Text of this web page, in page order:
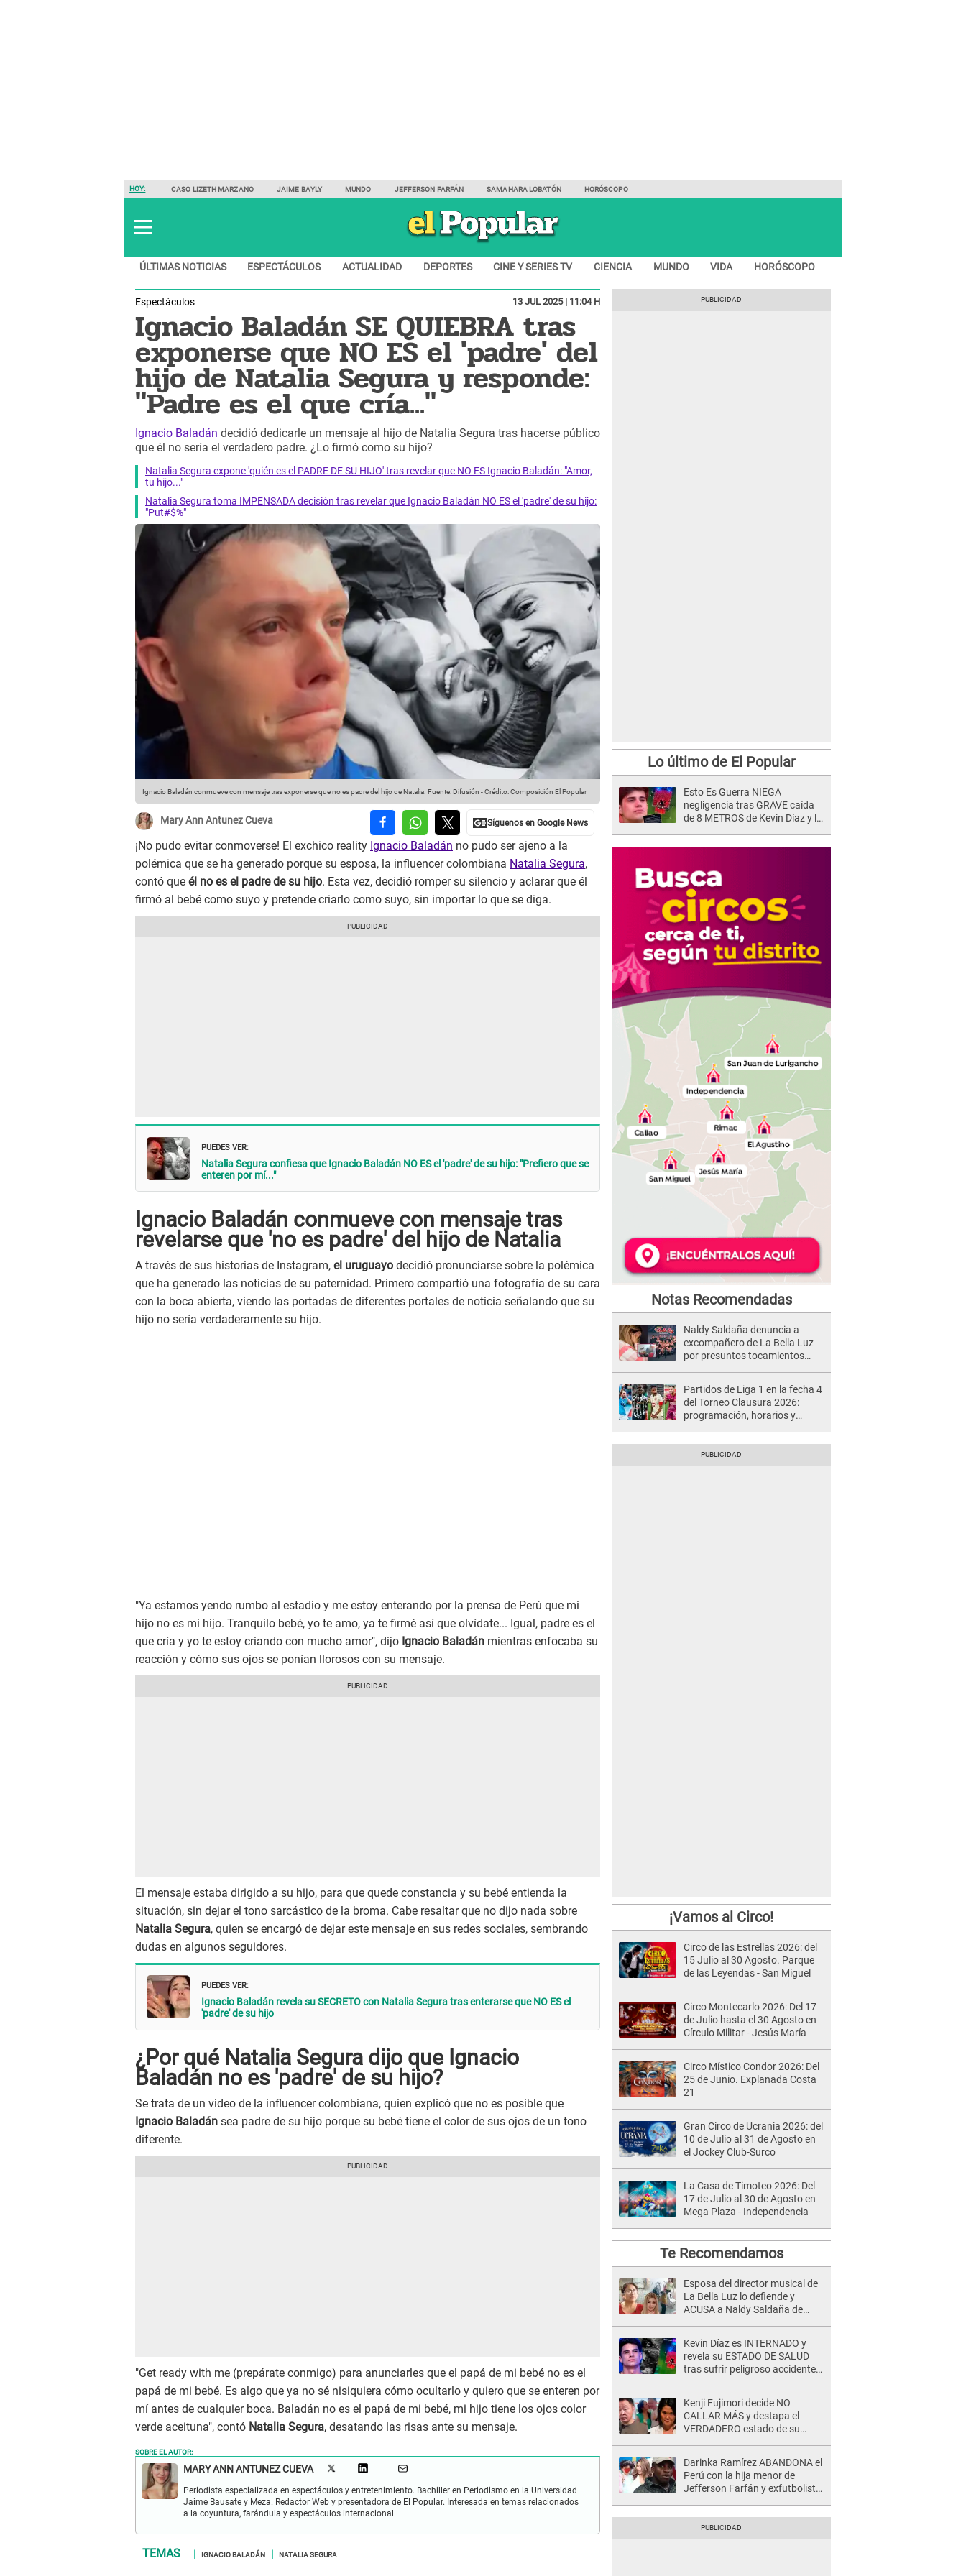
HOY: CASO LIZETH MARZANO JAIME BAYLY MUNDO JEFFERSON FARFÁN SAMAHARA LOBATÓN HORÓSCOPO
ÚLTIMAS NOTICIAS ESPECTÁCULOS ACTUALIDAD DEPORTES CINE Y SERIES TV CIENCIA MUNDO VIDA HORÓSCOPO
Espectáculos 13 JUL 2025 | 11:04 H
Ignacio Baladán SE QUIEBRA tras
exponerse que NO ES el 'padre' del
hijo de Natalia Segura y responde:
"Padre es el que cría..."
Ignacio Baladán decidió dedicarle un mensaje al hijo de Natalia Segura tras hacerse público
que él no sería el verdadero padre. ¿Lo firmó como su hijo?
Natalia Segura expone 'quién es el PADRE DE SU HIJO' tras revelar que NO ES Ignacio Baladán: "Amor,
tu hijo..."
Natalia Segura toma IMPENSADA decisión tras revelar que Ignacio Baladán NO ES el 'padre' de su hijo:
"Put#$%"
Ignacio Baladán conmueve con mensaje tras exponerse que no es padre del hijo de Natalia. Fuente: Difusión -Crédito: Composición El Popular
Mary Ann Antunez Cueva
¡No pudo evitar conmoverse! El exchico reality Ignacio Baladán no pudo ser ajeno a la
polémica que se ha generado porque su esposa, la influencer colombiana Natalia Segura,
contó que él no es el padre de su hijo. Esta vez, decidió romper su silencio y aclarar que él
firmó al bebé como suyo y pretende criarlo como suyo, sin importar lo que se diga.
PUEDES VER:
Natalia Segura confiesa que Ignacio Baladán NO ES el 'padre' de su hijo: "Prefiero que se
enteren por mí..."
Ignacio Baladán conmueve con mensaje tras
revelarse que 'no es padre' del hijo de Natalia
A través de sus historias de Instagram, el uruguayo decidió pronunciarse sobre la polémica
que ha generado las noticias de su paternidad. Primero compartió una fotografía de su cara
con la boca abierta, viendo las portadas de diferentes portales de noticia señalando que su
hijo no sería verdaderamente su hijo.
"Ya estamos yendo rumbo al estadio y me estoy enterando por la prensa de Perú que mi
hijo no es mi hijo. Tranquilo bebé, yo te amo, ya te firmé así que olvídate... Igual, padre es el
que cría y yo te estoy criando con mucho amor", dijo Ignacio Baladán mientras enfocaba su
reacción y cómo sus ojos se ponían llorosos con su mensaje.
El mensaje estaba dirigido a su hijo, para que quede constancia y su bebé entienda la
situación, sin dejar el tono sarcástico de la broma. Cabe resaltar que no dijo nada sobre
Natalia Segura, quien se encargó de dejar este mensaje en sus redes sociales, sembrando
dudas en algunos seguidores.
PUEDES VER:
Ignacio Baladán revela su SECRETO con Natalia Segura tras enterarse que NO ES el
'padre' de su hijo
¿Por qué Natalia Segura dijo que Ignacio
Baladán no es 'padre' de su hijo?
Se trata de un video de la influencer colombiana, quien explicó que no es posible que
Ignacio Baladán sea padre de su hijo porque su bebé tiene el color de sus ojos de un tono
diferente.
"Get ready with me (prepárate conmigo) para anunciarles que el papá de mi bebé no es el
papá de mi bebé. Es algo que ya no sé nisiquiera cómo ocultarlo y quiero que se enteren por
mí antes de cualquier boca. Baladán no es el papá de mi bebé, mi hijo tiene los ojos color
verde aceituna", contó Natalia Segura, desatando las risas ante su mensaje.
SOBRE EL AUTOR:
MARY ANN ANTUNEZ CUEVA
Periodista especializada en espectáculos y entretenimiento. Bachiller en Periodismo en la Universidad
Jaime Bausate y Meza. Redactor Web y presentadora de El Popular. Interesada en temas relacionados
a la coyuntura, farándula y espectáculos internacional.
IGNACIO BALADÁN NATALIA SEGURA
Lo último de El Popular
Esto Es Guerra NIEGA
negligencia tras GRAVE caída
de 8 METROS de Kevin Díaz y lo
Notas Recomendadas
Naldy Saldaña denuncia a
excompañero de La Bella Luz
por presuntos tocamientos
Partidos de Liga 1 en la fecha 4
del Torneo Clausura 2026:
programación, horarios y
¡Vamos al Circo!
Circo de las Estrellas 2026: del
15 Julio al 30 Agosto. Parque
de las Leyendas - San Miguel
Circo Montecarlo 2026: Del 17
de Julio hasta el 30 Agosto en
Círculo Militar - Jesús María
Circo Místico Condor 2026: Del
25 de Junio. Explanada Costa
21
Gran Circo de Ucrania 2026: del
10 de Julio al 31 de Agosto en
el Jockey Club-Surco
La Casa de Timoteo 2026: Del
17 de Julio al 30 de Agosto en
Mega Plaza - Independencia
Te Recomendamos
Esposa del director musical de
La Bella Luz lo defiende y
ACUSA a Naldy Saldaña de
Kevin Díaz es INTERNADO y
revela su ESTADO DE SALUD
tras sufrir peligroso accidente
Kenji Fujimori decide NO
CALLAR MÁS y destapa el
VERDADERO estado de su
suegra..."
Darinka Ramírez ABANDONA el
Perú con la hija menor de
Jefferson Farfán y exfutbolista